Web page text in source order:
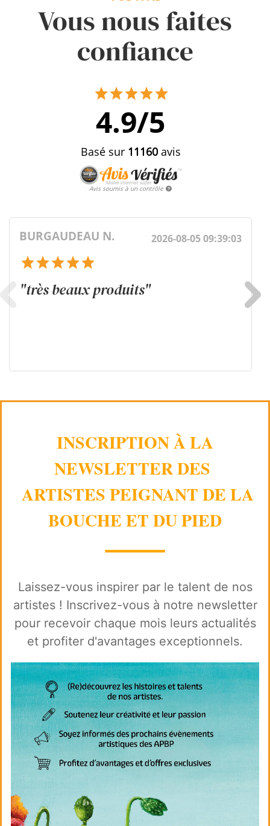
Vous nous faites
confiance
4.9/5
Basé sur 11160avis
Avis soumis à un contrôle
BURGAUDEAU N. 2026-08-05 09:39:03
"très beaux produits"
INSCRIPTION À LA
NEWSLETTER DES
ARTISTES PEIGNANT DE LA
BOUCHE ET DU PIED
⸻
Laissez-vous inspirer par le talent de nos
artistes ! Inscrivez-vous à notre newsletter
pour recevoir chaque mois leurs actualités
et profiter d'avantages exceptionnels.